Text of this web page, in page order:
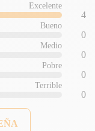
Excelente
4
Bueno
0
Medio
0
Pobre
0
Terrible
0